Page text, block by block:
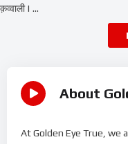
क़व्वाली | ...
About
At Golden Eye True, we